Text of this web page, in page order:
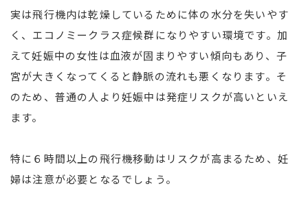
実は飛行機内は乾燥しているために体の水分を失いやす
く、エコノミークラス症候群になりやすい環境です。加
えて妊娠中の女性は血液が固まりやすい傾向もあり、子
宮が大きくなってくると静脈の流れも悪くなります。そ
のため、普通の人より妊娠中は発症リスクが高いといえ
ます。
特に６時間以上の飛行機移動はリスクが高まるため、妊
婦は注意が必要となるでしょう。